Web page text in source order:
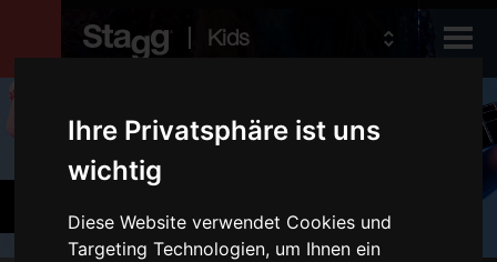
Ihre Privatsphäre ist uns
wichtig
Diese Website verwendet Cookies und
Targeting Technologien, um Ihnen ein
Kids
Produkte
Becken und Percussion